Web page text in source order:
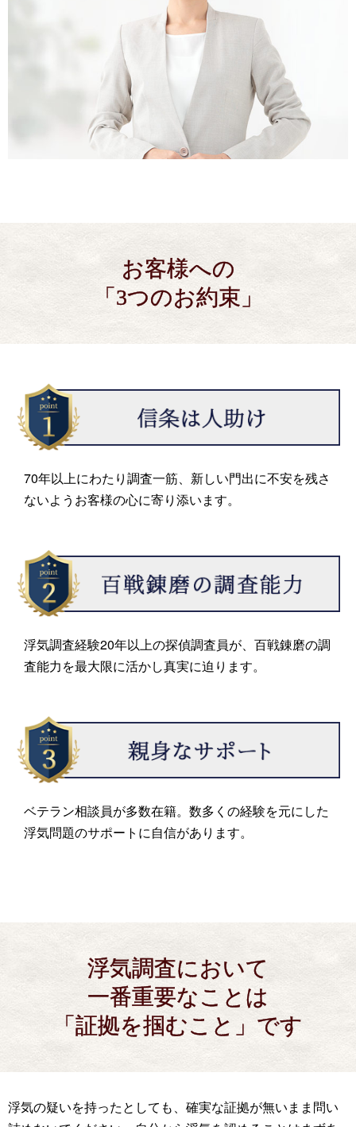
お客様への
「3つのお約束」
70年以上にわたり調査一筋、新しい門出に不安を残さ
ないようお客様の心に寄り添います。
浮気調査経験20年以上の探偵調査員が、百戦錬磨の調
査能力を最大限に活かし真実に迫ります。
ベテラン相談員が多数在籍。数多くの経験を元にした
浮気問題のサポートに自信があります。
浮気調査において
一番重要なことは
「証拠を掴むこと」です
浮気の疑いを持ったとしても、確実な証拠が無いまま問い